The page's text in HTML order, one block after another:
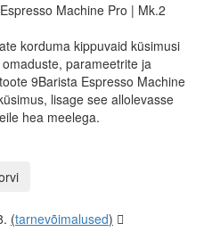
Machine Pro | Mk.2
korduma kippuvaid küsimusi
parameetrite ja
9Barista Espresso Machine
lisage see allolevasse
hea meelega.
(tarnevõimalused)